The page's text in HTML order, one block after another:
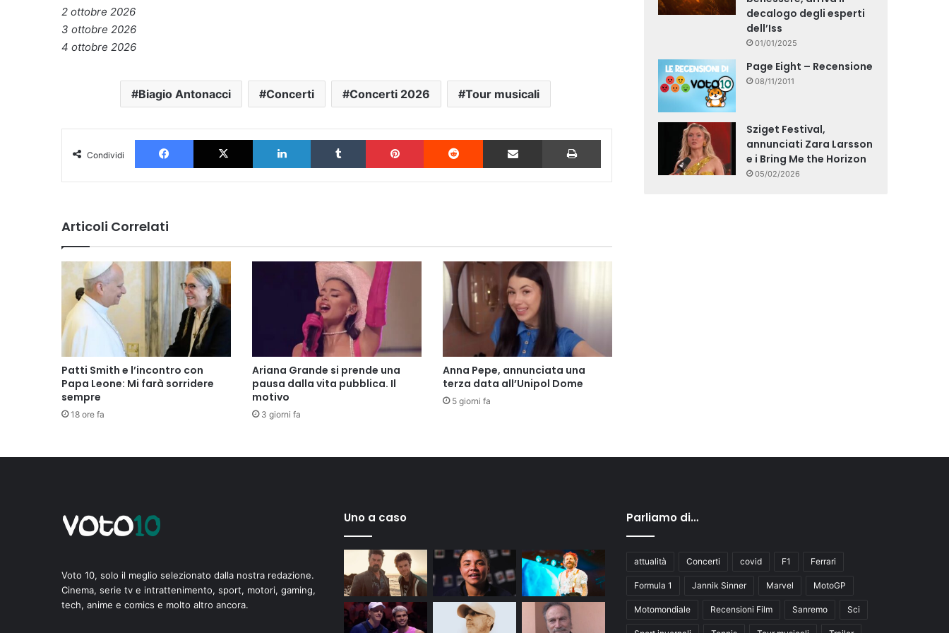
2 ottobre 2026
3 ottobre 2026
4 ottobre 2026
Biagio Antonacci Concerti Concerti 2026 Tour musicali
Condividi
Facebook X LinkedIn Tumblr Pinterest Reddit Condividi via Email Stampa
Articoli Correlati
Patti Smith e l’incontro con
Papa Leone: Mi farà sorridere
sempre
18 ore fa
Ariana Grande si prende una
pausa dalla vita pubblica. Il
motivo
3 giorni fa
Anna Pepe, annunciata una
terza data all’Unipol Dome
5 giorni fa
decalogo degli esperti
dell’Iss
01/01/2025
Page Eight – Recensione
08/11/2011
Sziget Festival,
annunciati Zara Larsson
e i Bring Me the Horizon
05/02/2026
Voto 10, solo il meglio selezionato dalla nostra redazione.
Cinema, serie tv e intrattenimento, sport, motori, gaming,
tech, anime e comics e molto altro ancora.
Uno a caso Parliamo di…
attualità Concerti covid F1 Ferrari
Formula 1 Jannik Sinner Marvel MotoGP
Motomondiale Recensioni Film Sanremo Sci